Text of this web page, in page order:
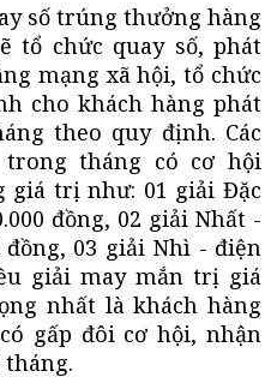
số trúng thưởng hàng
tổ chức quay số, phát
mạng xã hội, tổ chức
cho khách hàng phát
theo quy định. Các
tháng có cơ hội
giá trị như: 01 giải Đặc
đồng, 02 giải Nhất -
đồng, 03 giải Nhì - điện
giải may mắn trị giá
nhất là khách hàng
gấp đôi cơ hội, nhận